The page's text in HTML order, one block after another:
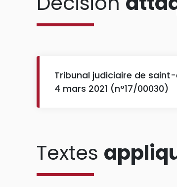
Tribunal judiciaire de
4 mars 2021 (n°17/00030)
Textes